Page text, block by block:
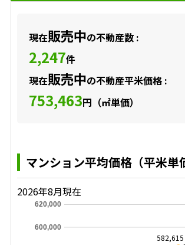
現在販売中の不動産数 :
2,247件
現在販売中の不動産平米価格 :
753,463円（㎡単価）
マンション平均価格（平米単
2026年8月現在
600,000
620,000
582,615